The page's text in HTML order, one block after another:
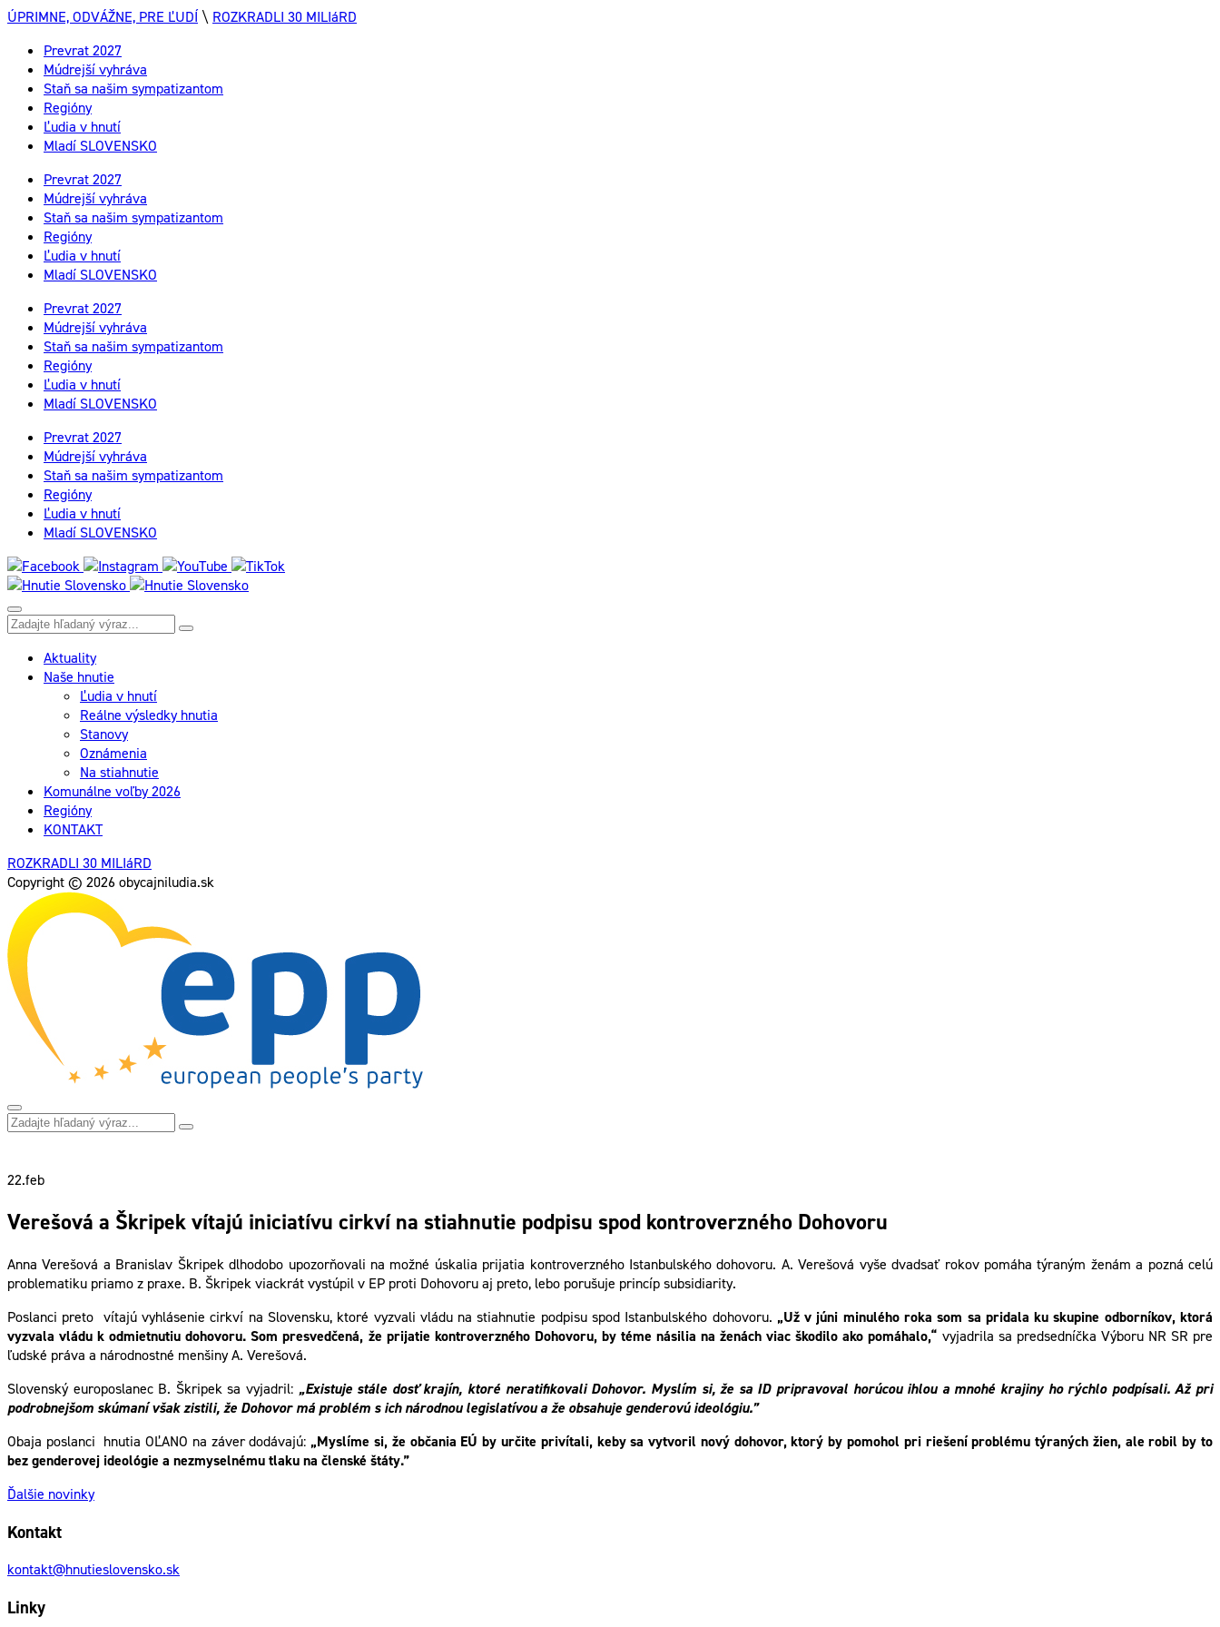
ÚPRIMNE, ODVÁŽNE, PRE ĽUDÍ \ ROZKRADLI 30 MILIáRD
Prevrat 2027
Múdrejší vyhráva
Staň sa našim sympatizantom
Regióny
Ľudia v hnutí
Mladí SLOVENSKO
Prevrat 2027
Múdrejší vyhráva
Staň sa našim sympatizantom
Regióny
Ľudia v hnutí
Mladí SLOVENSKO
Prevrat 2027
Múdrejší vyhráva
Staň sa našim sympatizantom
Regióny
Ľudia v hnutí
Mladí SLOVENSKO
Prevrat 2027
Múdrejší vyhráva
Staň sa našim sympatizantom
Regióny
Ľudia v hnutí
Mladí SLOVENSKO
Aktuality
Naše hnutie
Ľudia v hnutí
Reálne výsledky hnutia
Stanovy
Oznámenia
Na stiahnutie
Komunálne voľby 2026
Regióny
KONTAKT
ROZKRADLI 30 MILIáRD
Copyright © 2026 obycajniludia.sk
22.feb
Verešová a Škripek vítajú iniciatívu cirkví na stiahnutie podpisu spod kontroverzného Dohovoru
Anna Verešová a Branislav Škripek dlhodobo upozorňovali na možné úskalia prijatia kontroverzného Istanbulského dohovoru. A. Verešová vyše dvadsať rokov pomáha týraným ženám a pozná celú
problematiku priamo z praxe. B. Škripek viackrát vystúpil v EP proti Dohovoru aj preto, lebo porušuje princíp subsidiarity.
Poslanci preto vítajú vyhlásenie cirkví na Slovensku, ktoré vyzvali vládu na stiahnutie podpisu spod Istanbulského dohovoru. „Už v júni minulého roka som sa pridala ku skupine odborníkov, ktorá
vyzvala vládu k odmietnutiu dohovoru. Som presvedčená, že prijatie kontroverzného Dohovoru, by téme násilia na ženách viac škodilo ako pomáhalo,“ vyjadrila sa predsedníčka Výboru NR SR pre
ľudské práva a národnostné menšiny A. Verešová.
Slovenský europoslanec B. Škripek sa vyjadril: „Existuje stále dosť krajín, ktoré neratifikovali Dohovor. Myslím si, že sa ID pripravoval horúcou ihlou a mnohé krajiny ho rýchlo podpísali. Až pri
podrobnejšom skúmaní však zistili, že Dohovor má problém s ich národnou legislatívou a že obsahuje genderovú ideológiu.”
Obaja poslanci hnutia OĽANO na záver dodávajú: „Myslíme si, že občania EÚ by určite privítali, keby sa vytvoril nový dohovor, ktorý by pomohol pri riešení problému týraných žien, ale robil by to
bez genderovej ideológie a nezmyselnému tlaku na členské štáty.”
Ďalšie novinky
Kontakt
kontakt@hnutieslovensko.sk
Linky